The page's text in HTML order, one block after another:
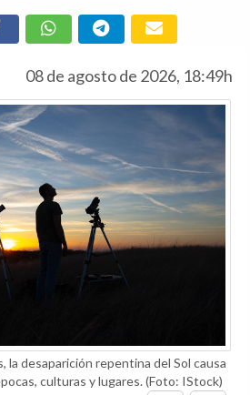
08 de agosto de 2026, 18:49h
la desaparición repentina del Sol causa
culturas y lugares.(Foto: IStock)